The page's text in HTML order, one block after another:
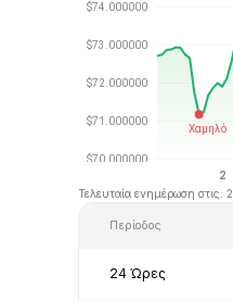
Τελευταία ενημέρωση
Περίοδος
24 Ώρες